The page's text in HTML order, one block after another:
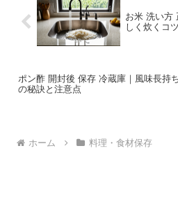
お米 洗い方
しく炊くコツ
ポン酢 開封後 保存 冷蔵庫｜風味長持
の秘訣と注意点
ホーム 料理・食材保存